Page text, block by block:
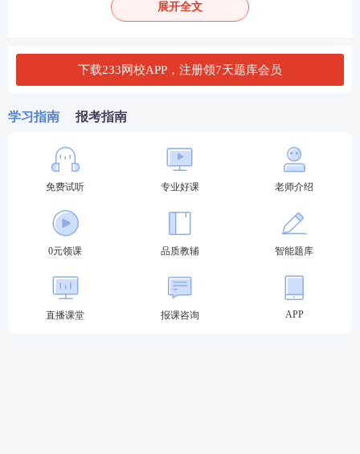
D. 交易性风险
E. 重新定价风险
4、根据《商业银行内部控制指引》，商业银行内部控
制应遵循的基本原则是（ ）。
A. 全面性原则、适应性原则、独立性原则、融合发展
B. 全面性原则、审慎性原则、有效性原则、独立性原
展开全文
下载233网校APP，注册领7天题库会员
学习指南 报考指南
免费试听 专业好课 老师介绍
0元领课 品质教辅 智能题库
直播课堂 报课咨询 APP